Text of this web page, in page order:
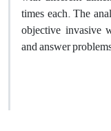
times each. The
objective invasive
and answer